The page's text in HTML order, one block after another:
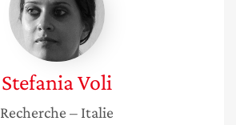
StefaniaVoli
Recherche – Italie